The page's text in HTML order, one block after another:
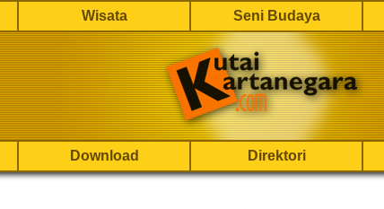
Wisata Seni Budaya
Download Direktori